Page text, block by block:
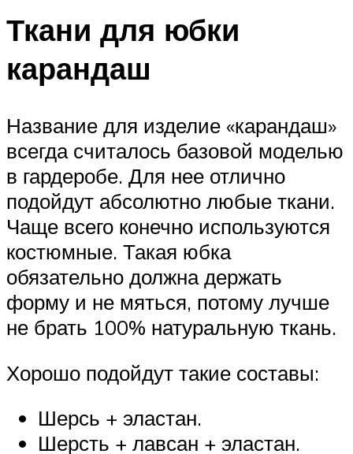
Ткани для юбки
карандаш
Название для изделие «карандаш»
всегда считалось базовой моделью
в гардеробе. Для нее отлично
подойдут абсолютно любые ткани.
Чаще всего конечно используются
костюмные. Такая юбка
обязательно должна держать
форму и не мяться, потому лучше
не брать 100% натуральную ткань.
Хорошо подойдут такие составы:
Шерсь + эластан.
Шерсть + лавсан + эластан.